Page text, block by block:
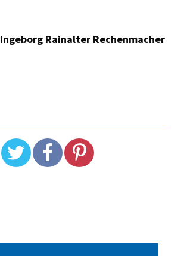
Ingeborg Rainalter Rechenmacher